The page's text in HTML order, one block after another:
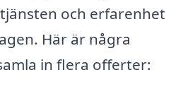
och erfarenhet
Här är några
in flera offerter: